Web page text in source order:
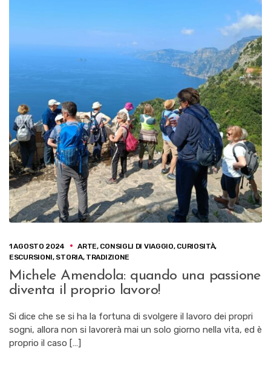
1 AGOSTO 2024 ARTE, CONSIGLI DI VIAGGIO, CURIOSITÀ,
ESCURSIONI, STORIA, TRADIZIONE
Michele Amendola: quando una passione
diventa il proprio lavoro!
Si dice che se si ha la fortuna di svolgere il lavoro dei propri
sogni, allora non si lavorerà mai un solo giorno nella vita, ed è
proprio il caso […]